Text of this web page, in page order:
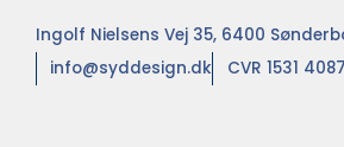
Ingolf Nielsens Vej 35, 6400
info@syddesign.dk
CVR 1531 4087